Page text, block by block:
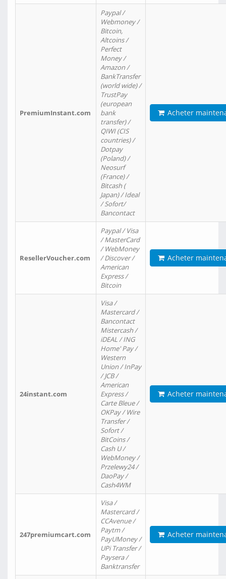
PremiumInstant.com
Paypal /
Webmoney /
Bitcoin,
Altcoins /
Perfect
Money /
Amazon /
BankTransfer
(world wide) /
TrustPay
(european
bank
transfer) /
QIWI (CIS
countries) /
Dotpay
(Poland) /
Neosurf
(France) /
Bitcash (
Japan) / Ideal
/ Sofort/
Bancontact
Acheter
ResellerVoucher.com
Paypal / Visa
/ MasterCard
/ WebMoney
/ Discover /
American
Express /
Bitcoin
Acheter
24instant.com
Visa /
Mastercard /
Bancontact
Mistercash /
iDEAL / ING
Home' Pay /
Western
Union / InPay
/ JCB /
American
Express /
Carte Bleue /
OKPay / Wire
Transfer /
Sofort /
BitCoins /
Cash U /
WebMoney /
Przelewy24 /
DaoPay /
Cash4WM
Acheter
247premiumcart.com
Visa /
Mastercard /
CCAvenue /
Paytm /
PayUMoney /
UPi Transfer /
Paysera /
Banktransfer
Acheter